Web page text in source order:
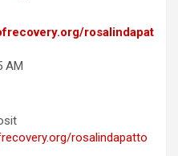
rosalindapat
AM
rosalindapatto